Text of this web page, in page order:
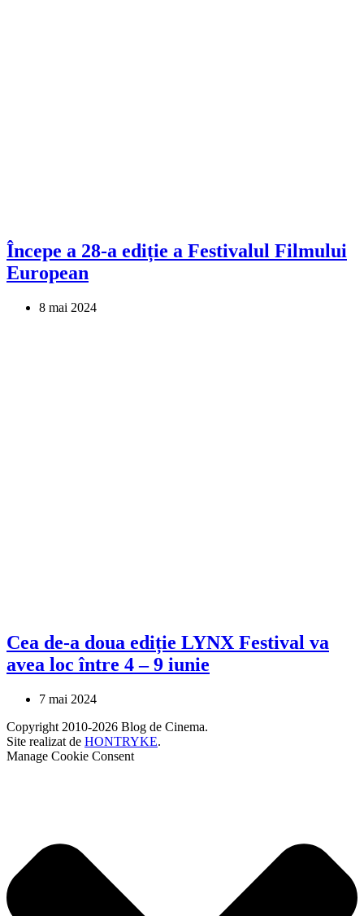
Începe a 28-a ediție a Festivalul Filmului
European
8 mai 2024
Cea de-a doua ediție LYNX Festival va
avea loc între 4 – 9 iunie
7 mai 2024
Copyright 2010-2026 Blog de Cinema.
Site realizat de HONTRYKE.
Manage Cookie Consent